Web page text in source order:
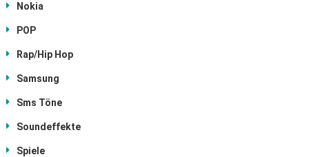
Nokia
POP
Rap/Hip Hop
Samsung
Sms Töne
Soundeffekte
Spiele